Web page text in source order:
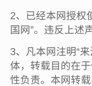
2、已经本网授权
国网”。违反上述
3、凡本网注明“
体，转载目的在
性负责。本网转